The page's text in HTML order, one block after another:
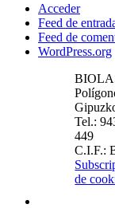
Acceder
Feed de
Feed de
WordPress.org
Tel.:
449
C.I.F.:
de